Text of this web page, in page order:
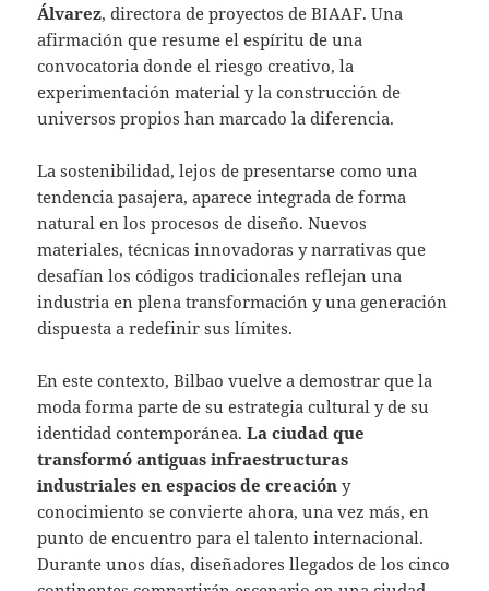
Álvarez, directora de proyectos de BIAAF. Una
afirmación que resume el espíritu de una
convocatoria donde el riesgo creativo, la
experimentación material y la construcción de
universos propios han marcado la diferencia.
La sostenibilidad, lejos de presentarse como una
tendencia pasajera, aparece integrada de forma
natural en los procesos de diseño. Nuevos
materiales, técnicas innovadoras y narrativas que
desafían los códigos tradicionales reflejan una
industria en plena transformación y una generación
dispuesta a redefinir sus límites.
En este contexto, Bilbao vuelve a demostrar que la
moda forma parte de su estrategia cultural y de su
identidad contemporánea.La ciudad que
transformó antiguas infraestructuras
industriales en espacios de creación y
conocimiento se convierte ahora, una vez más, en
punto de encuentro para el talento internacional.
Durante unos días, diseñadores llegados de los cinco